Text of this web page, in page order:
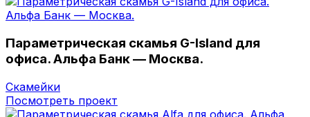
Параметрическая скамья G-Island для
офиса. Альфа Банк — Москва.
Скамейки
Посмотреть проект